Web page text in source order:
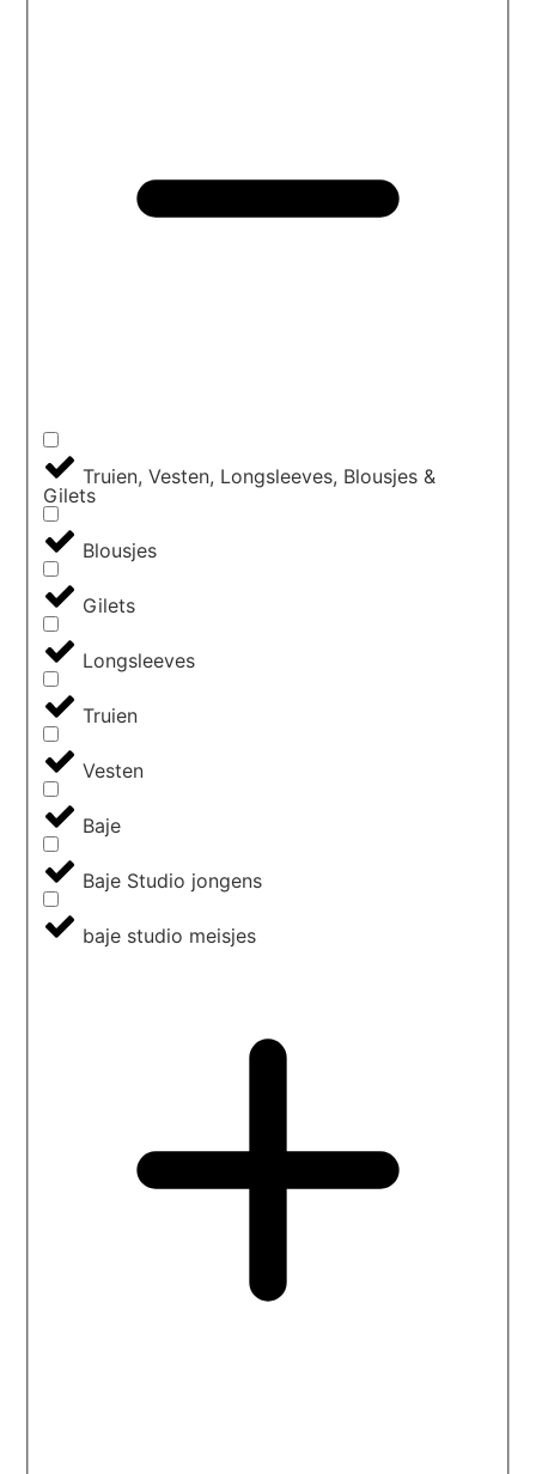
Truien, Vesten, Longsleeves, Blousjes &
Gilets
Blousjes
Gilets
Longsleeves
Truien
Vesten
Baje
Baje Studio jongens
baje studio meisjes